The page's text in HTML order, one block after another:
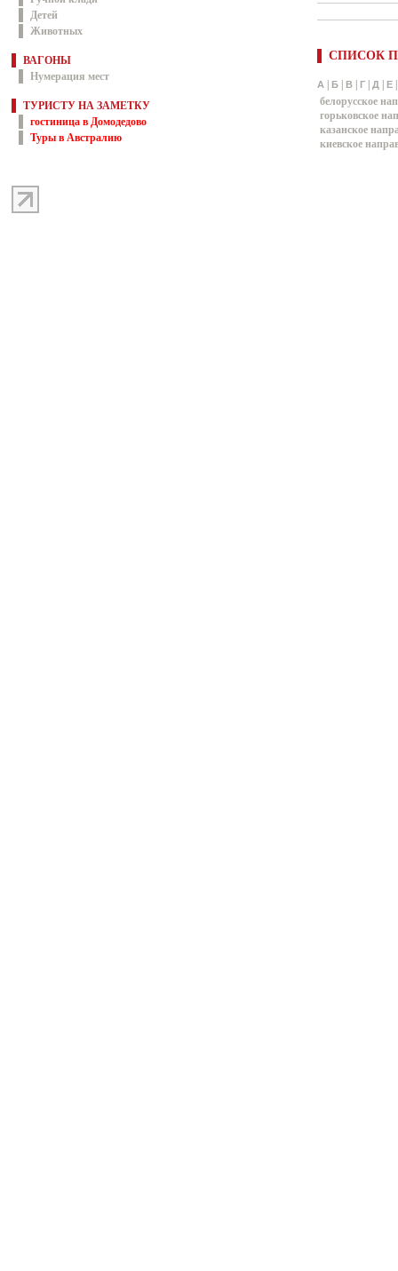
Детей
Животных
ВАГОНЫ
Нумерация мест
ТУРИСТУ НА ЗАМЕТКУ
гостиница в Домодедово
Туры в Австралию
СПИСОК
А Б В Г Д Е
белорусское
горьковское
казанское
киевское